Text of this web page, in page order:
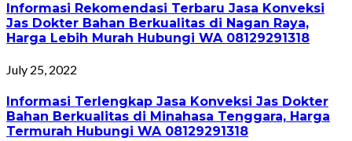
Informasi Rekomendasi Terbaru Jasa Konveksi
Jas Dokter Bahan Berkualitas di Nagan Raya,
Harga Lebih Murah Hubungi WA 08129291318
July 25, 2022
Informasi Terlengkap Jasa Konveksi Jas Dokter
Bahan Berkualitas di Minahasa Tenggara, Harga
Termurah Hubungi WA 08129291318